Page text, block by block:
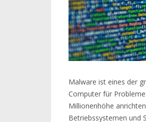
Malware ist eines der
Computer für
Millionenhöhe
Betriebssystemen und